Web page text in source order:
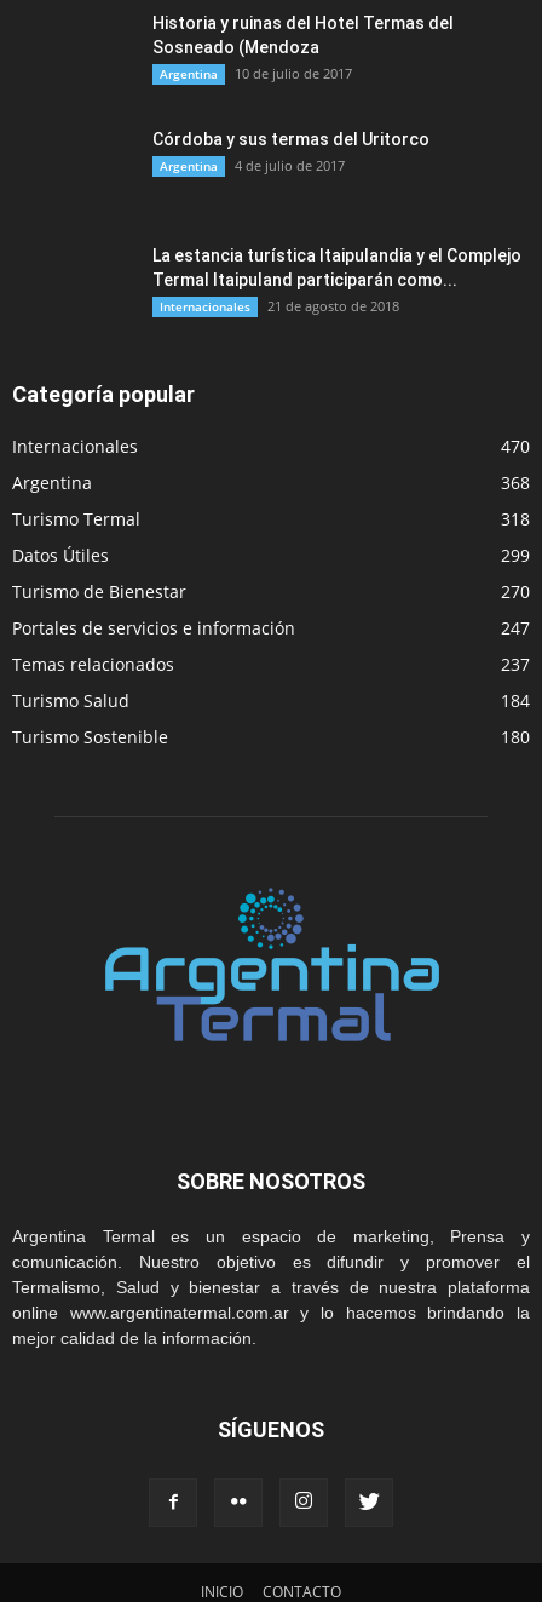
Historia y ruinas del Hotel Termas del
Sosneado (Mendoza
Argentina 10 de julio de 2017
Córdoba y sus termas del Uritorco
Argentina 4 de julio de 2017
La estancia turística Itaipulandia y el Complejo
Termal Itaipuland participarán como...
Internacionales 21 de agosto de 2018
Categoría popular
Internacionales
470
Argentina
368
Turismo Termal
318
Datos Útiles
299
Turismo de Bienestar
270
Portales de servicios e información
247
Temas relacionados
237
Turismo Salud
184
Turismo Sostenible
180
SOBRE NOSOTROS
Argentina Termal es un espacio de marketing, Prensa y
comunicación. Nuestro objetivo es difundir y promover el
Termalismo, Salud y bienestar a través de nuestra plataforma
online www.argentinatermal.com.ar y lo hacemos brindando la
mejor calidad de la información.
SÍGUENOS
INICIO CONTACTO